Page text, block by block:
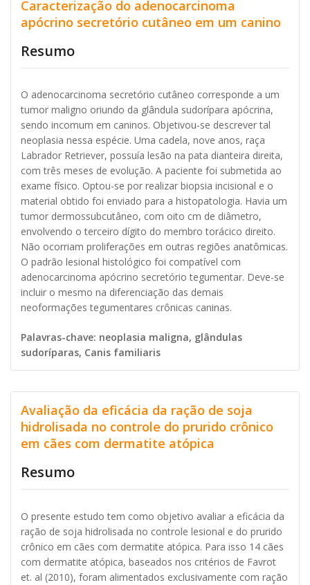
Caracterização do adenocarcinoma
apócrino secretório cutâneo em um canino
Resumo
O adenocarcinoma secretório cutâneo corresponde a um
tumor maligno oriundo da glândula sudorípara apócrina,
sendo incomum em caninos. Objetivou-se descrever tal
neoplasia nessa espécie. Uma cadela, nove anos, raça
Labrador Retriever, possuía lesão na pata dianteira direita,
com três meses de evolução. A paciente foi submetida ao
exame físico. Optou-se por realizar biopsia incisional e o
material obtido foi enviado para a histopatologia. Havia um
tumor dermossubcutâneo, com oito cm de diâmetro,
envolvendo o terceiro dígito do membro torácico direito.
Não ocorriam proliferações em outras regiões anatômicas.
O padrão lesional histológico foi compatível com
adenocarcinoma apócrino secretório tegumentar. Deve-se
incluir o mesmo na diferenciação das demais
neoformações tegumentares crônicas caninas.
Palavras-chave: neoplasia maligna, glândulas
sudoríparas, Canis familiaris
Avaliação da eficácia da ração de soja
hidrolisada no controle do prurido crônico
em cães com dermatite atópica
Resumo
O presente estudo tem como objetivo avaliar a eficácia da
ração de soja hidrolisada no controle lesional e do prurido
crônico em cães com dermatite atópica. Para isso 14 cães
com dermatite atópica, baseados nos critérios de Favrot
et. al (2010), foram alimentados exclusivamente com ração